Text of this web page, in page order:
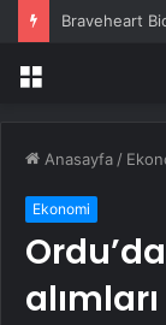
Menü
Anasayfa /
Ekonomi